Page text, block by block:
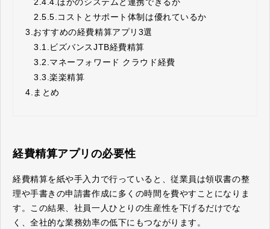
2.5.5.コストとサポート体制は優れているか
3. おすすめの経費精算アプリ3選
3.1.
ビズバンスJTB経費精算
3.2. マネーフォワード クラウド経費
3.3.楽楽精算
4. まとめ
経費精算アプリの必要性
経費精算を紙や手入力で行っていると、従業員は領収書の整
理や手書きの申請書作成に多くの時間を費やすことになりま
す。この結果、社員一人ひとりの生産性を下げるだけでな
く、全社的な業務効率の低下にもつながります。